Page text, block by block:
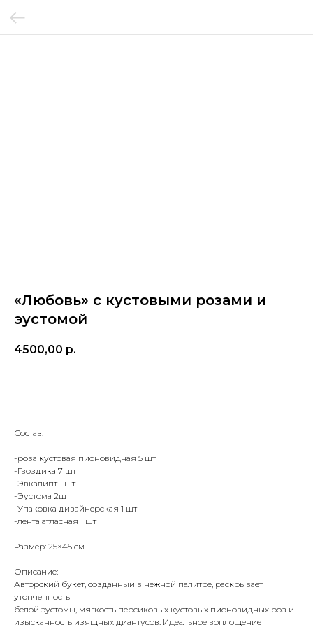
«Любовь» с кустовыми розами и
эустомой
4500,00 р.
Состав:
-роза кустовая пионовидная 5 шт
-Гвоздика 7 шт
-Эвкалипт 1 шт
-Эустома 2шт
-Упаковка дизайнерская 1 шт
-лента атласная 1 шт
Размер: 25×45 см
Описание:
Авторский букет, созданный в нежной палитре, раскрывает
утонченность
белой эустомы, мягкость персиковых кустовых пионовидных роз и
изысканность изящных диантусов. Идеальное воплощение